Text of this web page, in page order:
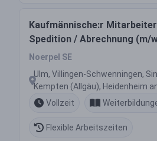
Kaufmännische:r
Spedition / Abrechnung (m/
Noerpel SE
Ulm, Villingen-Schwenningen,
Kempten (Allgäu), Heidenheim
Vollzeit
Flexible Arbeitszeiten